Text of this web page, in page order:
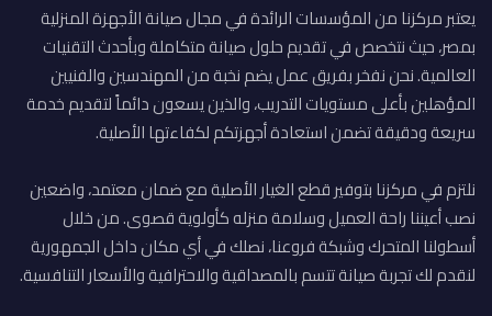
يعتبر مركزنا من المؤسسات الرائدة في مجال صيانة الأجهزة المنزلية
بمصر، حيث نتخصص في تقديم حلول صيانة متكاملة وبأحدث التقنيات
العالمية. نحن نفخر بفريق عمل يضم نخبة من المهندسين والفنيين
المؤهلين بأعلى مستويات التدريب، والذين يسعون دائماً لتقديم خدمة
سريعة ودقيقة تضمن استعادة أجهزتكم لكفاءتها الأصلية.
نلتزم في مركزنا بتوفير قطع الغيار الأصلية مع ضمان معتمد، واضعين
نصب أعيننا راحة العميل وسلامة منزله كأولوية قصوى. من خلال
أسطولنا المتحرك وشبكة فروعنا، نصلك في أي مكان داخل الجمهورية
لنقدم لك تجربة صيانة تتسم بالمصداقية والاحترافية والأسعار التنافسية.